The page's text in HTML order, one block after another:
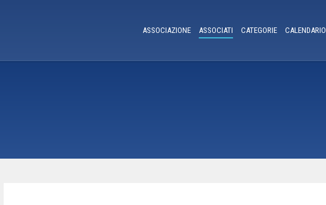
ASSOCIAZIONE ASSOCIATI CATEGORIE CALENDARIO